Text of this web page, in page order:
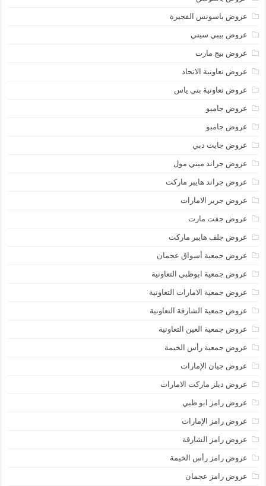
عروض باسونس الفجيرة
عروض بيبي سيتي
عروض بيج مارت
عروض تعاونية الاتحاد
عروض تعاونية بني ياس
عروض جامبو
عروض جامبو
عروض جايت دبي
عروض جراند ميني مول
عروض جراند هايبر ماركت
عروض جرير الامارات
عروض جفت مارت
عروض جلف هايبر ماركت
عروض جمعية أسواق عجمان
عروض جمعية ابوظبي التعاونية
عروض جمعية الامارات التعاونية
عروض جمعية الشارقة التعاونية
عروض جمعية العين التعاونية
عروض جمعية رأس الخيمة
عروض جيان الإمارات
عروض ديلز ماركت الامارات
عروض رامز ابو ظبي
عروض رامز الإمارات
عروض رامز الشارقة
عروض رامز رأس الخيمة
عروض رامز عجمان